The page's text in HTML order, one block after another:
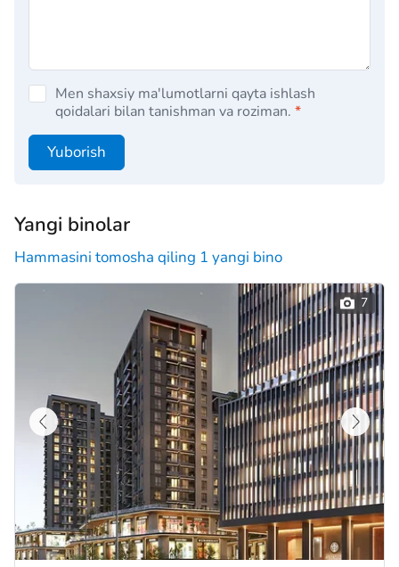
Men shaxsiy ma'lumotlarni qayta ishlash
qoidalari bilan tanishman va roziman. *
Yuborish
Yangi binolar
Hammasini tomosha qiling 1 yangi bino